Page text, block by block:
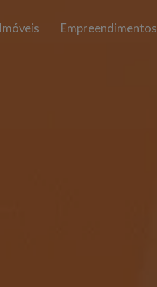
Imóveis Empreendimentos